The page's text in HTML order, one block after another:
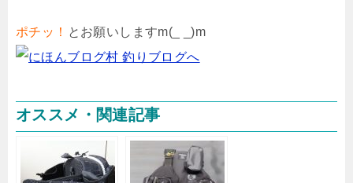
ポチッ！ とお願いしますm(_ _)m
オススメ・関連記事